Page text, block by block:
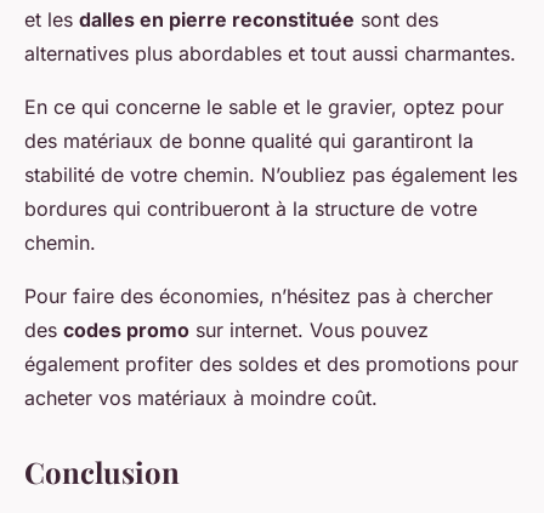
et les dalles en pierre reconstituée sont des
alternatives plus abordables et tout aussi charmantes.
En ce qui concerne le sable et le gravier, optez pour
des matériaux de bonne qualité qui garantiront la
stabilité de votre chemin. N’oubliez pas également les
bordures qui contribueront à la structure de votre
chemin.
Pour faire des économies, n’hésitez pas à chercher
des codes promo sur internet. Vous pouvez
également profiter des soldes et des promotions pour
acheter vos matériaux à moindre coût.
Conclusion